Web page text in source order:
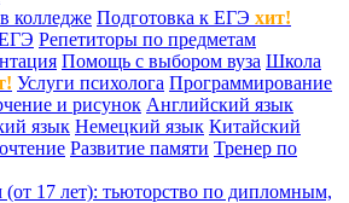
колледже Подготовка к ЕГЭ хит!
Репетиторы по предметам
Помощь с выбором вуза Школа
Услуги психолога Программирование
и рисунок Английский язык
язык Немецкий язык Китайский
Развитие памяти Тренер по
(от 17 лет): тьюторство по дипломным,